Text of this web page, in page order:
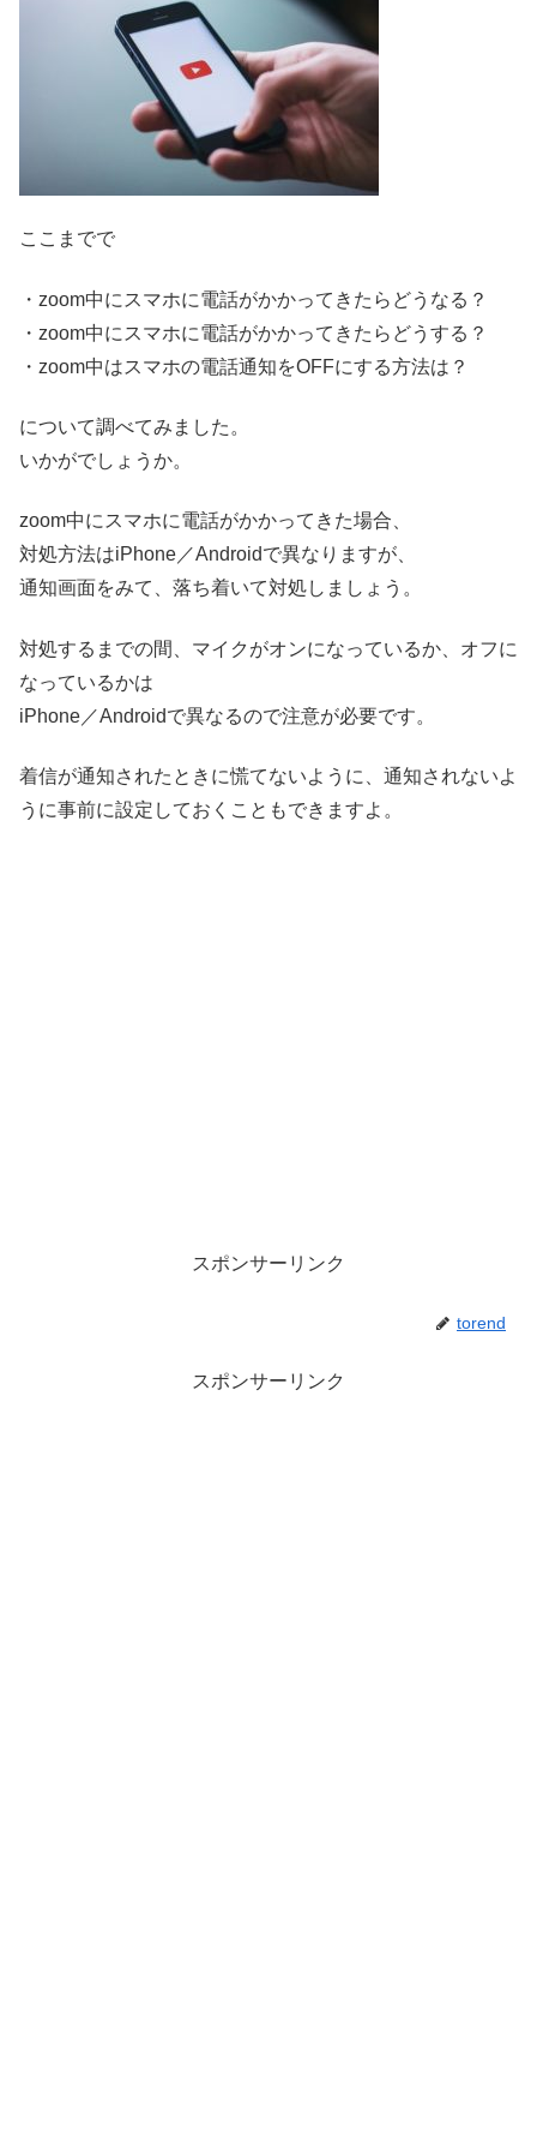
ここまでで
・zoom中にスマホに電話がかかってきたらどうなる？
・zoom中にスマホに電話がかかってきたらどうする？
・zoom中はスマホの電話通知をOFFにする方法は？
について調べてみました。
いかがでしょうか。
zoom中にスマホに電話がかかってきた場合、
対処方法はiPhone／Androidで異なりますが、
通知画面をみて、落ち着いて対処しましょう。
対処するまでの間、マイクがオンになっているか、オフに
なっているかは
iPhone／Androidで異なるので注意が必要です。
着信が通知されたときに慌てないように、通知されないよ
うに事前に設定しておくこともできますよ。
スポンサーリンク
torend
スポンサーリンク